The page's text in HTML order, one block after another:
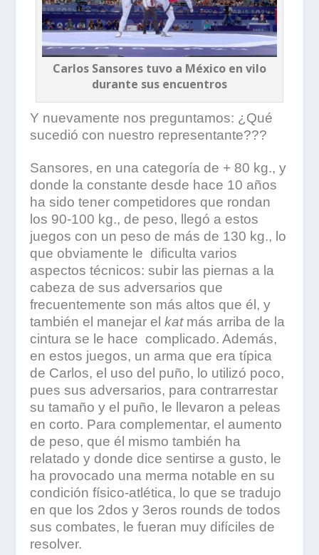
Carlos Sansores tuvo a México en vilo
durante sus encuentros
Y nuevamente nos preguntamos: ¿Qué
sucedió con nuestro representante???
Sansores, en una categoría de + 80 kg., y
donde la constante desde hace 10 años
ha sido tener competidores que rondan
los 90-100 kg., de peso, llegó a estos
juegos con un peso de más de 130 kg., lo
que obviamente le dificulta varios
aspectos técnicos: subir las piernas a la
cabeza de sus adversarios que
frecuentemente son más altos que él, y
también el manejar elkatmás arriba de la
cintura se le hace complicado. Además,
en estos juegos, un arma que era típica
de Carlos, el uso del puño, lo utilizó poco,
pues sus adversarios, para contrarrestar
su tamaño y el puño, le llevaron a peleas
en corto. Para complementar, el aumento
de peso, que él mismo también ha
relatado y donde dice sentirse a gusto, le
ha provocado una merma notable en su
condición físico-atlética, lo que se tradujo
en que los 2dos y 3eros rounds de todos
sus combates, le fueran muy difíciles de
resolver.